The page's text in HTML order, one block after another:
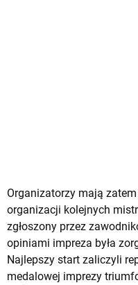
Organizatorzy mają
organizacji kolejnych
zgłoszony przez
opiniami impreza była
Najlepszy start zaliczyli
medalowej imprezy